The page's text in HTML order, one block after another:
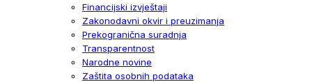
Financijski izvještaji
Zakonodavni okvir i preuzimanja
Prekogranična suradnja
Transparentnost
Narodne novine
Zaštita osobnih podataka